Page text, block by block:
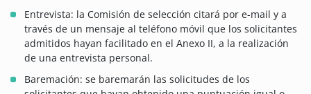
Entrevista: la Comisión de selección citará por e-mail y a
través de un mensaje al teléfono móvil que los solicitantes
admitidos hayan facilitado en el Anexo II, a la realización
de una entrevista personal.
Baremación: se baremarán las solicitudes de los